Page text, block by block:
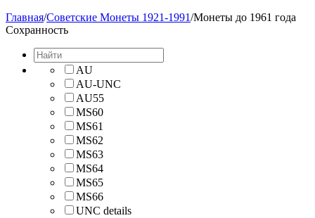
Главная/Советские Монеты 1921-1991/Монеты до 1961 года
Сохранность
AU
AU-UNC
AU55
MS60
MS61
MS62
MS63
MS64
MS65
MS66
UNС details